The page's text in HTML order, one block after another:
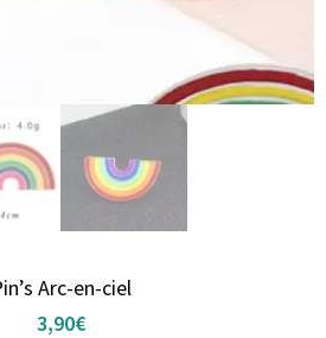
Arc-en-ciel
3,90€